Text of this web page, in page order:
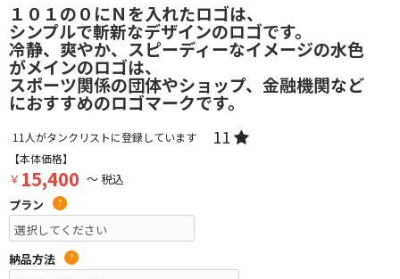
１０１の０にＮを入れたロゴは、
シンプルで斬新なデザインのロゴです。
冷静、爽やか、スピーディーなイメージの水色
がメインのロゴは、
スポーツ関係の団体やショップ、金融機関など
におすすめのロゴマークです。
11 人がタンクリストに登録しています 11
【本体価格】
￥ 15,400 ～ 税込
プラン
?
納品方法 ?